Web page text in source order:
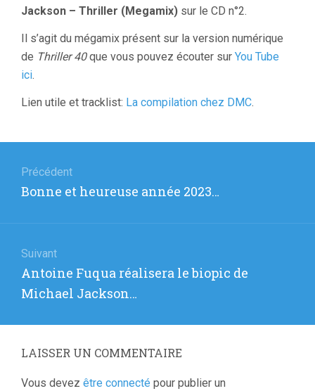
Jackson – Thriller (Megamix) sur le CD n°2.
Il s’agit du mégamix présent sur la version numérique
de Thriller 40que vous pouvez écouter sur You Tube
ici.
Lien utile et tracklist: La compilation chez DMC.
de
l’article
Précédent
Article
Bonne et heureuse année 2023…
Suivant
Article
suivant
Antoine Fuqua réalisera le biopic de
Michael Jackson…
LAISSER UN COMMENTAIRE
Vous devez être connecté pour publier un